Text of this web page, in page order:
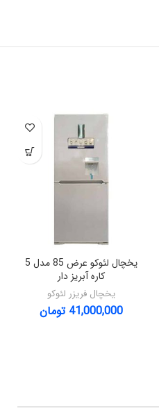
یخچال لئوکو عرض 85 مدل 5
کاره آبریز دار
یخچال فریزر لئوکو
41,000,000 تومان